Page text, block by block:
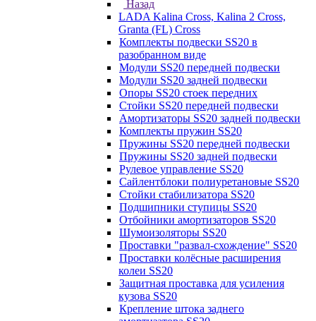
Назад
LADA Kalina Cross, Kalina 2 Cross,
Granta (FL) Cross
Комплекты подвески SS20 в
разобранном виде
Модули SS20 передней подвески
Модули SS20 задней подвески
Опоры SS20 стоек передних
Стойки SS20 передней подвески
Амортизаторы SS20 задней подвески
Комплекты пружин SS20
Пружины SS20 передней подвески
Пружины SS20 задней подвески
Рулевое управление SS20
Сайлентблоки полиуретановые SS20
Стойки стабилизатора SS20
Подшипники ступицы SS20
Отбойники амортизаторов SS20
Шумоизоляторы SS20
Проставки "развал-схождение" SS20
Проставки колёсные расширения
колеи SS20
Защитная проставка для усиления
кузова SS20
Крепление штока заднего